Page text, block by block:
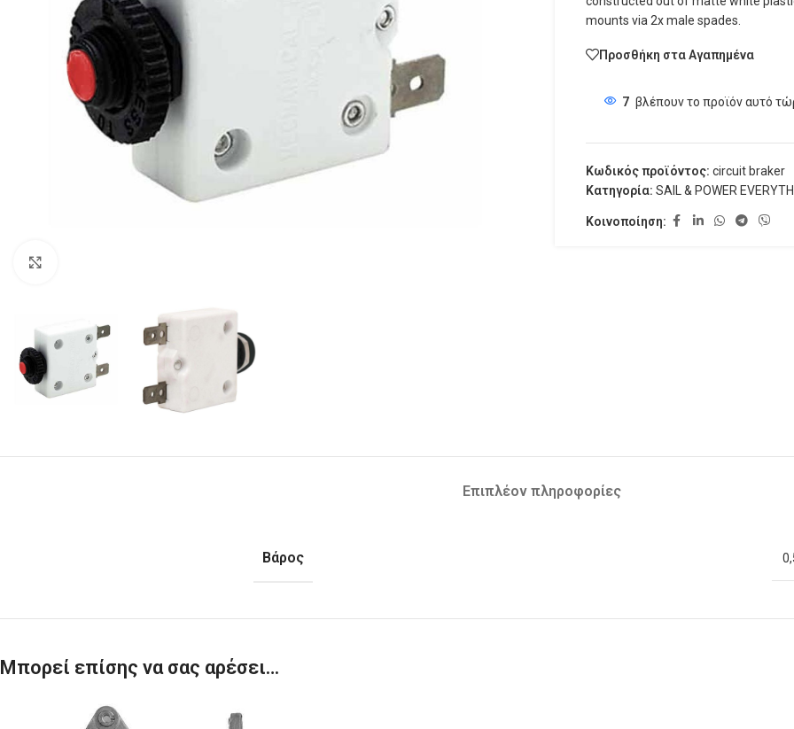
mounts via 2x male spades.
Προσθήκη στα Αγαπημένα
7 βλέπουν το προϊόν αυτό
Κωδικός προϊόντος: circuit braker
Κατηγορία: SAIL & POWER
Κοινοποίηση:
Επιπλέον πληροφορίες
Βάρος
Μπορεί επίσης να σας αρέσει…